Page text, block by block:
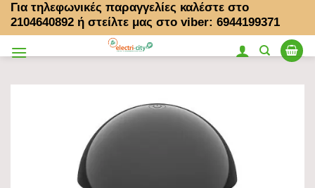
Μετάβαση
στο
Για τηλεφωνικές παραγγελίες καλέστε στο
2104640892 ή στείλτε μας στο viber: 6944199371